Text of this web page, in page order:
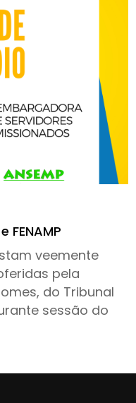
FENAMP
veemente
pela
do Tribunal
sessão do